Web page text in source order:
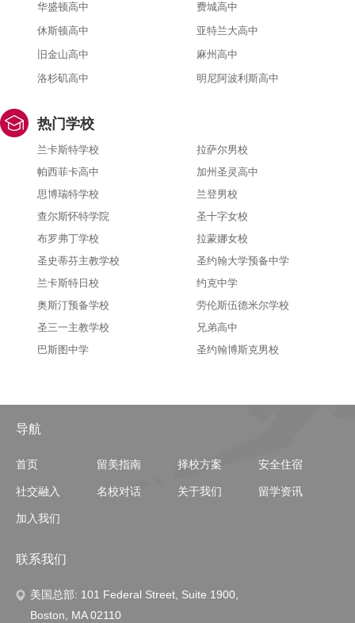
华盛顿高中
费城高中
休斯顿高中
亚特兰大高中
旧金山高中
麻州高中
洛杉矶高中
明尼阿波利斯高中
热门学校
兰卡斯特学校
拉萨尔男校
帕西菲卡高中
加州圣灵高中
思博瑞特学校
兰登男校
查尔斯怀特学院
圣十字女校
布罗弗丁学校
拉蒙娜女校
圣史蒂芬主教学校
圣约翰大学预备中学
兰卡斯特日校
约克中学
奥斯汀预备学校
劳伦斯伍德米尔学校
圣三一主教学校
兄弟高中
巴斯图中学
圣约翰博斯克男校
导航
首页 留美指南 择校方案 安全住宿
社交融入 名校对话 关于我们 留学资讯
加入我们
联系我们
美国总部: 101 Federal Street, Suite 1900,
Boston, MA 02110